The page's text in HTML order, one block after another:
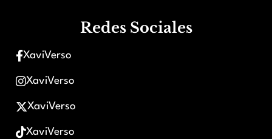
Redes Sociales
XaviVerso
XaviVerso
XaviVerso
XaviVerso